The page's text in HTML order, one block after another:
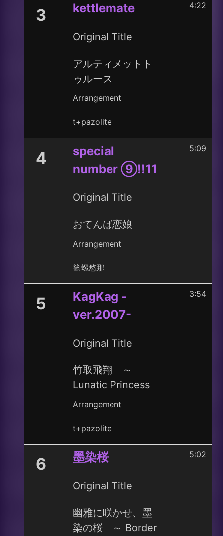
3 kettlemate
Original Title
アルティメットト
ゥルース
Arrangement
t+pazolite
4:22
4
special
number ⑨!!11
Original Title
おてんば恋娘
Arrangement
篠螺悠那
5:09
5
KagKag -
ver.2007-
Original Title
竹取飛翔 ～
Lunatic Princess
Arrangement
t+pazolite
3:54
6 墨染桜
Original Title
幽雅に咲かせ、墨
染の桜 ～ Border
5:02